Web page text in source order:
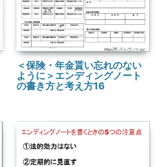
＜保険・年金貰い忘れのない
ように＞エンディングノート
の書き方と考え方16